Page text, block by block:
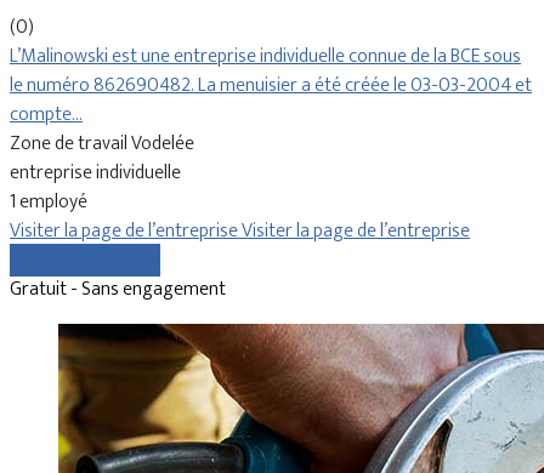
(0)
L’Malinowski est une entreprise individuelle connue de la BCE sous
le numéro 862690482. La menuisier a été créée le 03-03-2004 et
compte…
Zone de travail Vodelée
entreprise individuelle
1 employé
Visiter la page de l’entrepriseVisiter la page de l’entreprise
Gratuit - Sans engagement